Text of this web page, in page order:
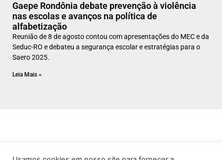
Gaepe Rondônia debate prevenção à violência
nas escolas e avanços na política de
alfabetização
Reunião de 8 de agosto contou com apresentações do MEC e da
Seduc-RO e debateu a segurança escolar e estratégias para o
Saero 2025.
Leia Mais »